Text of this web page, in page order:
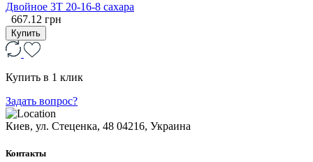
Двойное 3Т 20-16-8 сахара
667.12 грн
Купить
Купить в 1 клик
Задать вопрос?
Киев, ул. Стеценка, 48 04216, Украина
Контакты